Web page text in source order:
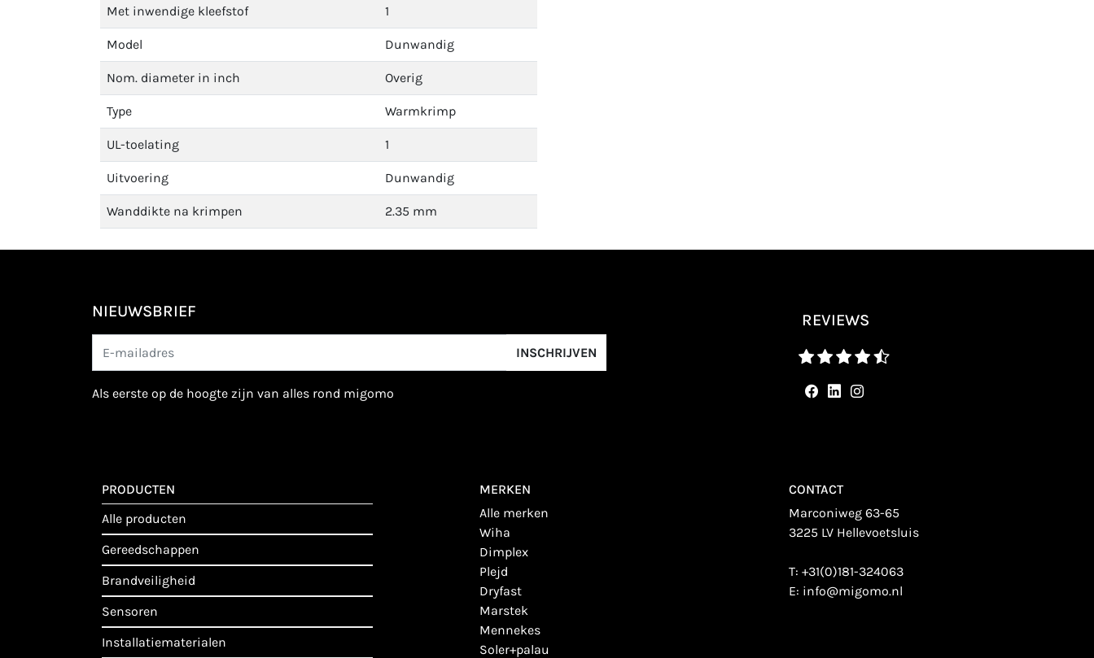
Met inwendige kleefstof 1
Model Dunwandig
Nom. diameter in inch Overig
Type Warmkrimp
UL-toelating 1
Uitvoering Dunwandig
Wanddikte na krimpen 2.35 mm
NIEUWSBRIEF
INSCHRIJVEN
als eerste op de hoogte zijn van alles rond migomo
REVIEWS
PRODUCTEN
alle producten
gereedschappen
brandveiligheid
sensoren
installatiematerialen
MERKEN
alle merken
wiha
dimplex
plejd
dryfast
marstek
mennekes
soler+palau
CONTACT
Marconiweg 63-65
3225 LV Hellevoetsluis
T:+31(0)181-324063
E: info@migomo.nl